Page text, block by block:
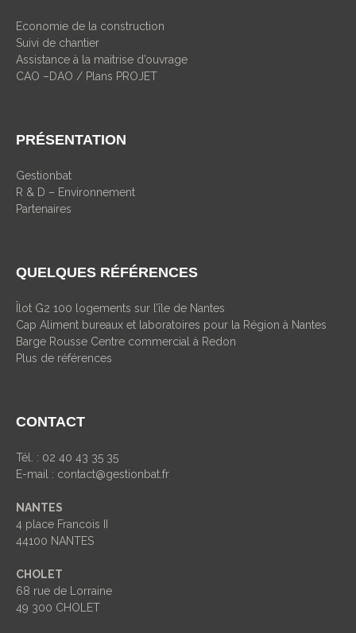
Economie de la construction
Suivi de chantier
Assistance à la maitrise d’ouvrage
CAO –DAO / Plans PROJET
PRÉSENTATION
Gestionbat
R & D – Environnement
Partenaires
QUELQUES RÉFÉRENCES
Îlot G2 100 logements sur l’île de Nantes
Cap Aliment bureaux et laboratoires pour la Région à Nantes
Barge Rousse Centre commercial à Redon
Plus de références
CONTACT
Tél. : 02 40 43 35 35
E-mail : contact@gestionbat.fr
NANTES
4 place Francois II
44100 NANTES
CHOLET
68 rue de Lorraine
49 300 CHOLET